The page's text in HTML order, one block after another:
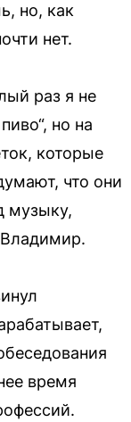
но, как
нет.
раз я не
но на
которые
что они
музыку,
время